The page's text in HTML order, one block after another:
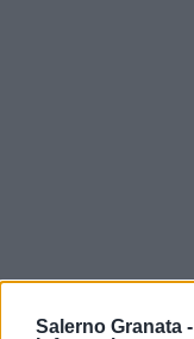
Salerno Granata -